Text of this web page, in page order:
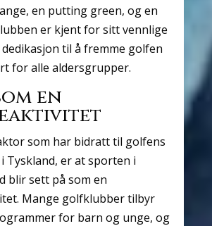
en putting green, og en
er kjent for sitt vennlige
til å fremme golfen
for alle aldersgrupper.
en
som har bidratt til golfens
Tyskland, er at sporten i
blir sett på som en
Mange golfklubber tilbyr
for barn og unge, og